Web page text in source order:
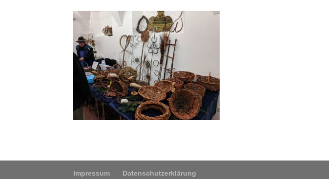
Impressum Datenschutzerklärung